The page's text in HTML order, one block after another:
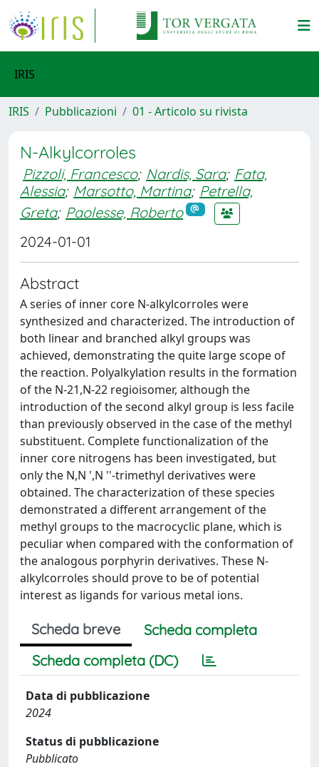
IRIS
IRIS Pubblicazioni 01 - Articolo su rivista
N-Alkylcorroles
Pizzoli, Francesco; Nardis, Sara; Fata,
Alessia; Marsotto, Martina; Petrella,
Greta; Paolesse, Roberto
2024-01-01
Abstract
A series of inner core N-alkylcorroles were
synthesized and characterized. The introduction of
both linear and branched alkyl groups was
achieved, demonstrating the quite large scope of
the reaction. Polyalkylation results in the formation
of the N-21,N-22 regioisomer, although the
introduction of the second alkyl group is less facile
than previously observed in the case of the methyl
substituent. Complete functionalization of the
inner core nitrogens has been investigated, but
only the N,N ',N ''-trimethyl derivatives were
obtained. The characterization of these species
demonstrated a different arrangement of the
methyl groups to the macrocyclic plane, which is
peculiar when compared with the conformation of
the analogous porphyrin derivatives. These N-
alkylcorroles should prove to be of potential
interest as ligands for various metal ions.
Scheda breve
Scheda completa
Scheda completa (DC)
Data di pubblicazione
2024
Status di pubblicazione
Pubblicato